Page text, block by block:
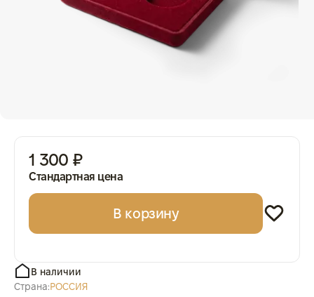
1 300 ₽
Стандартная цена
В корзину
В наличии
Страна:РОССИЯ